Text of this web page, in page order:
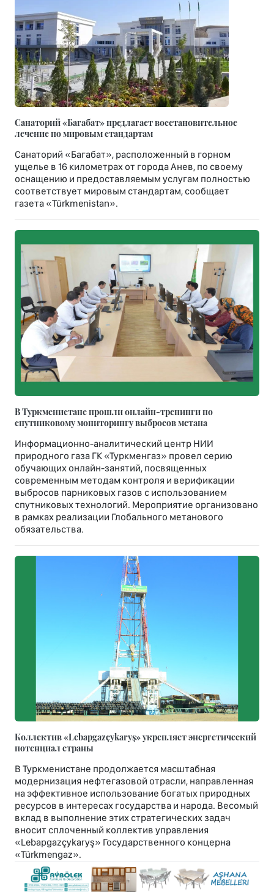
Санаторий «Багабат» предлагает восстановительное
лечение по мировым стандартам
Санаторий «Багабат», расположенный в горном
ущелье в 16 километрах от города Анев, по своему
оснащению и предоставляемым услугам полностью
соответствует мировым стандартам, сообщает
газета «Türkmenistan».
В Туркменистане прошли онлайн-тренинги по
спутниковому мониторингу выбросов метана
Информационно-аналитический центр НИИ
природного газа ГК «Туркменгаз» провел серию
обучающих онлайн-занятий, посвященных
современным методам контроля и верификации
выбросов парниковых газов с использованием
спутниковых технологий. Мероприятие организовано
в рамках реализации Глобального метанового
обязательства.
Коллектив «Lebapgazçykaryş» укрепляет энергетический
потенциал страны
В Туркменистане продолжается масштабная
модернизация нефтегазовой отрасли, направленная
на эффективное использование богатых природных
ресурсов в интересах государства и народа. Весомый
вклад в выполнение этих стратегических задач
вносит сплоченный коллектив управления
«Lebapgazçykaryş» Государственного концерна
«Türkmengaz».